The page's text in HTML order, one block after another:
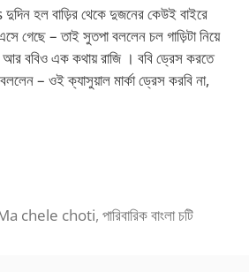
হল বাড়ির থেকে দুজনের কেউই বাইরে
গেছে – তাই সুতপা বললেন চল গাড়িটা নিয়ে
ববিও এক কথায় রাজি । ববি ড্রেস করতে
– ওই ক্যাসুয়াল মার্কা ড্রেস করবি না,
chele choti,পারিবারিক বাংলা চটি